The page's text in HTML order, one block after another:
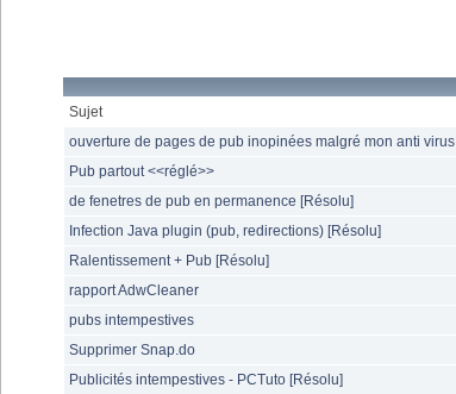
Sujet
ouverture de pages de pub inopinées malgré mon anti virus
Pub partout <<réglé>>
de fenetres de pub en permanence [Résolu]
Infection Java plugin (pub, redirections) [Résolu]
Ralentissement + Pub [Résolu]
rapport AdwCleaner
pubs intempestives
Supprimer Snap.do
Publicités intempestives - PCTuto [Résolu]